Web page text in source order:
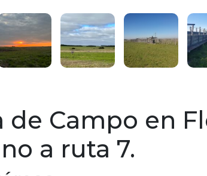
de Campo en
a ruta 7.